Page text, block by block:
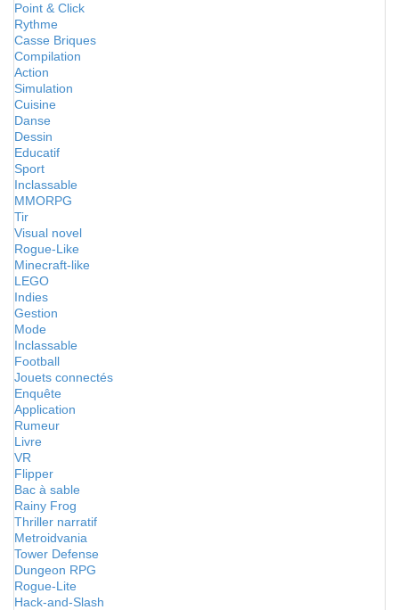
Point & Click
Rythme
Casse Briques
Compilation
Action
Simulation
Cuisine
Danse
Dessin
Educatif
Sport
Inclassable
MMORPG
Tir
Visual novel
Rogue-Like
Minecraft-like
LEGO
Indies
Gestion
Mode
Inclassable
Football
Jouets connectés
Enquête
Application
Rumeur
Livre
VR
Flipper
Bac à sable
Rainy Frog
Thriller narratif
Metroidvania
Tower Defense
Dungeon RPG
Rogue-Lite
Hack-and-Slash